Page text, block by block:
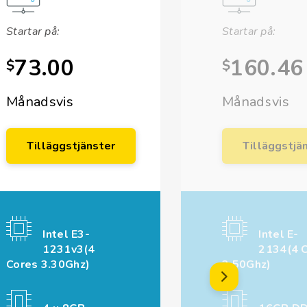
Startar på:
$73.00
Månadsvis
Tilläggstjänster
Intel E3-
1231v3(4
Cores 3.30Ghz)
Startar på:
$160.46
Månadsvis
Intel E-
2134(4
3.50Ghz)